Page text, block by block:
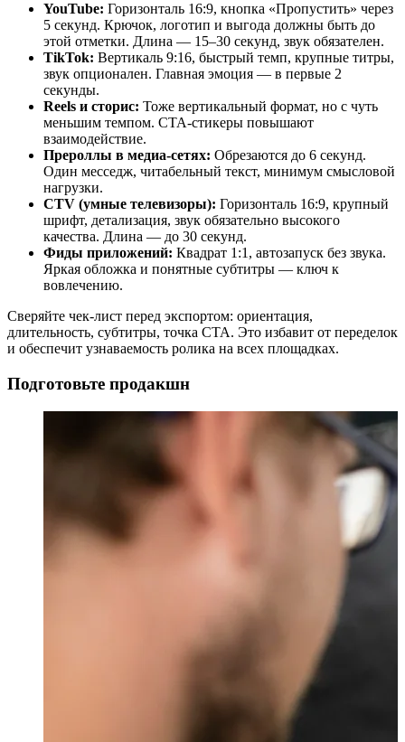
YouTube: Горизонталь 16:9, кнопка «Пропустить» через
5 секунд. Крючок, логотип и выгода должны быть до
этой отметки. Длина — 15–30 секунд, звук обязателен.
TikTok: Вертикаль 9:16, быстрый темп, крупные титры,
звук опционален. Главная эмоция — в первые 2
секунды.
Reels и сторис: Тоже вертикальный формат, но с чуть
меньшим темпом. CTA-стикеры повышают
взаимодействие.
Прероллы в медиа-сетях: Обрезаются до 6 секунд.
Один месседж, читабельный текст, минимум смысловой
нагрузки.
CTV (умные телевизоры): Горизонталь 16:9, крупный
шрифт, детализация, звук обязательно высокого
качества. Длина — до 30 секунд.
Фиды приложений: Квадрат 1:1, автозапуск без звука.
Яркая обложка и понятные субтитры — ключ к
вовлечению.
Сверяйте чек-лист перед экспортом: ориентация,
длительность, субтитры, точка CTA. Это избавит от переделок
и обеспечит узнаваемость ролика на всех площадках.
Подготовьте продакшн